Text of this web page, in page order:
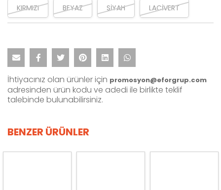
KIRMIZI BEYAZ SİYAH LACİVERT
İhtiyacınız olan ürünler için promosyon@eforgrup.com
adresinden ürün kodu ve adedi ile birlikte teklif
talebinde bulunabilirsiniz.
BENZER ÜRÜNLER